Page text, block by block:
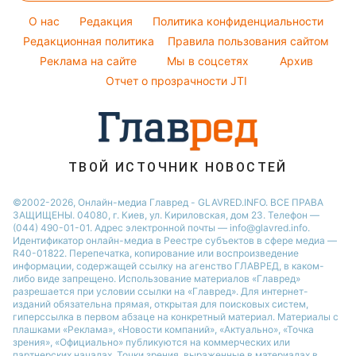
Настя Каменских
Пылевая буря
Красивый маникюр
Модные ошибки
Новости моды
Советы от Андре Тана
O нас Редакция
Политика конфиденциальности
Редакционная политика
Правила пользования сайтом
Реклама на сайте
Мы в соцсетях
Архив
Отчет о прозрачности JTI
ТВОЙ ИСТОЧНИК НОВОСТЕЙ
©2002-2026, Онлайн-медиа Главред - GLAVRED.INFO. ВСЕ ПРАВА
ЗАЩИЩЕНЫ. 04080, г. Киев, ул. Кириловская, дом 23. Телефон —
(044) 490-01-01. Адрес электронной почты — info@glavred.info.
Идентификатор онлайн-медиа в Реестре cубъектов в сфере медиа —
R40-01822. Перепечатка, копирование или воспроизведение
информации, содержащей ссылку на агенство ГЛАВРЕД, в каком-
либо виде запрещено. Использование материалов «Главред»
разрешается при условии ссылки на «Главред». Для интернет-
изданий обязательна прямая, открытая для поисковых систем,
гиперссылка в первом абзаце на конкретный материал. Материалы с
плашками «Реклама», «Новости компаний», «Актуально», «Точка
зрения», «Официально» публикуются на коммерческих или